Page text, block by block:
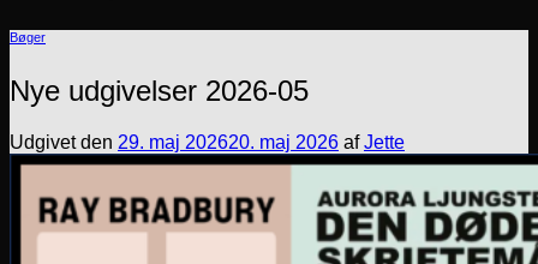
Bøger
Nye udgivelser 2026-05
Udgivet den 29. maj 202620. maj 2026 afJette